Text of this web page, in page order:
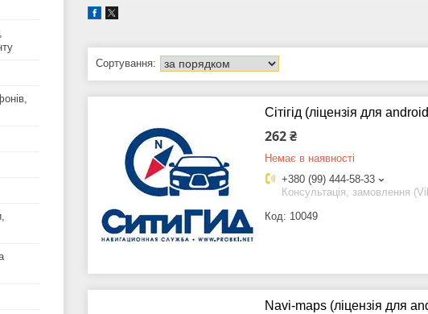
Сітігід (ліцензія для
262 ₴
Немає в наявності
+380 (99) 444-58-33
Консультація, замовлення
10049
Navi-maps (ліцензія для